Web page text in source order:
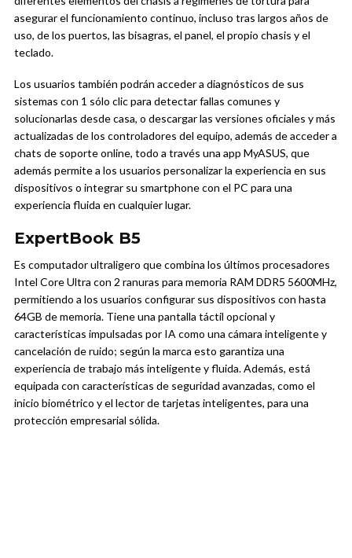
asegurar el funcionamiento continuo, incluso tras largos años de
uso, de los puertos, las bisagras, el panel, el propio chasis y el
teclado.
Los usuarios también podrán acceder a diagnósticos de sus
sistemas con 1 sólo clic para detectar fallas comunes y
solucionarlas desde casa, o descargar las versiones oficiales y más
actualizadas de los controladores del equipo, además de acceder a
chats de soporte online, todo a través una app MyASUS, que
además permite a los usuarios personalizar la experiencia en sus
dispositivos o integrar su smartphone con el PC para una
experiencia fluida en cualquier lugar.
ExpertBook B5
Es computador ultraligero que combina los últimos procesadores
Intel Core Ultra con 2 ranuras para memoria RAM DDR5 5600MHz,
permitiendo a los usuarios configurar sus dispositivos con hasta
64GB de memoria. Tiene una pantalla táctil opcional y
características impulsadas por IA como una cámara inteligente y
cancelación de ruido; según la marca esto garantiza una
experiencia de trabajo más inteligente y fluida. Además, está
equipada con características de seguridad avanzadas, como el
inicio biométrico y el lector de tarjetas inteligentes, para una
protección empresarial sólida.